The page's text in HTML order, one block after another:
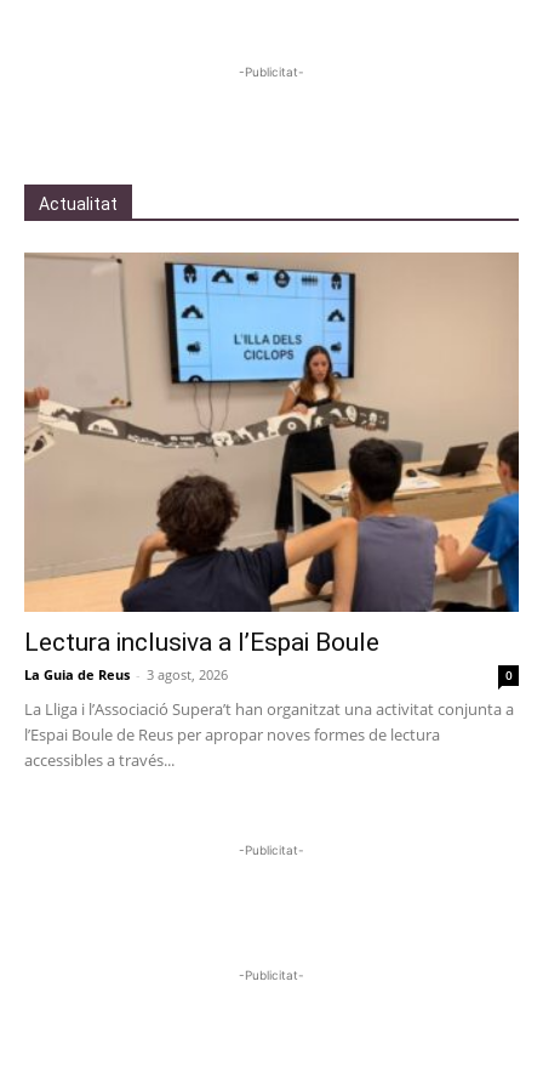
-Publicitat-
Actualitat
Lectura inclusiva a l’Espai Boule
La Guia de Reus - 3 agost, 2026 0
La Lliga i l’Associació Supera’t han organitzat una activitat conjunta a
l’Espai Boule de Reus per apropar noves formes de lectura
accessibles a través...
-Publicitat-
-Publicitat-